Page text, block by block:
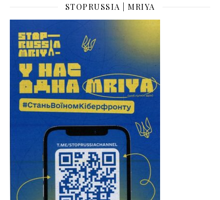
STOPRUSSIA | MRIYA